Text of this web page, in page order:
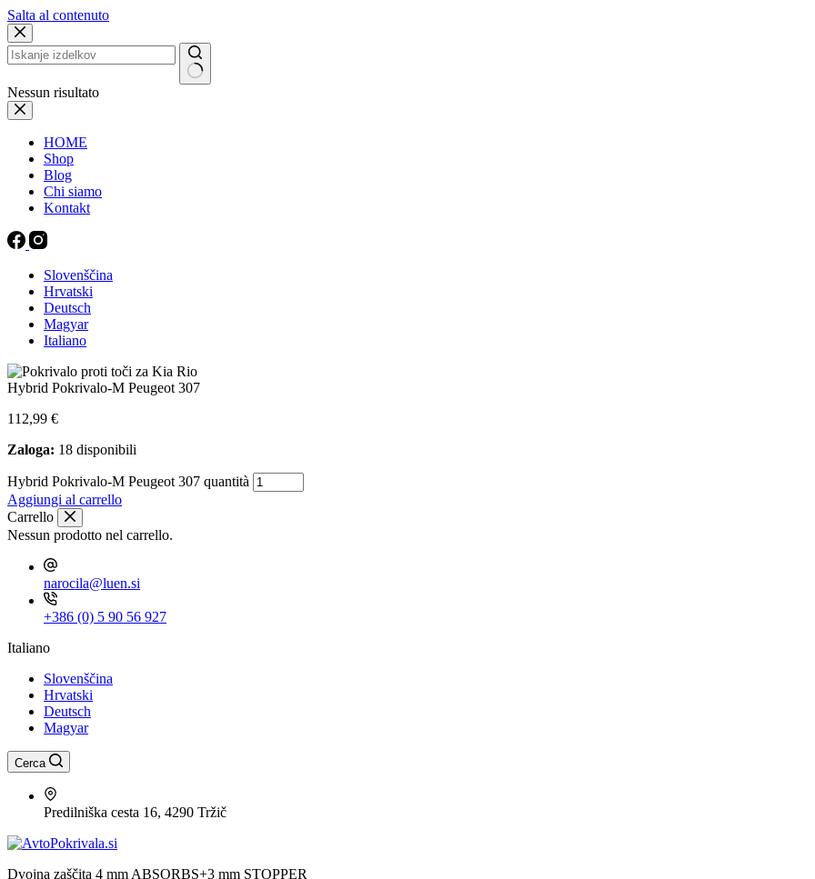
Salta al contenuto
Nessun risultato
HOME
Shop
Blog
Chi siamo
Kontakt
Slovenščina
Hrvatski
Deutsch
Magyar
Italiano
Hybrid Pokrivalo-M Peugeot 307
112,99 €
Zaloga: 18 disponibili
Hybrid Pokrivalo-M Peugeot 307 quantità
Aggiungi al carrello
Carrello
Nessun prodotto nel carrello.
narocila@luen.si
+386 (0) 5 90 56 927
Italiano
Slovenščina
Hrvatski
Deutsch
Magyar
Cerca
Predilniška cesta 16, 4290 Tržič
Dvojna zaščita 4 mm ABSORBS+3 mm STOPPER